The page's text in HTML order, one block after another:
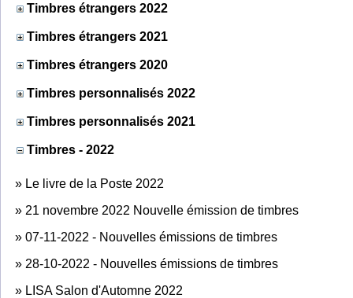
Timbres étrangers 2022
Timbres étrangers 2021
Timbres étrangers 2020
Timbres personnalisés 2022
Timbres personnalisés 2021
Timbres - 2022
» Le livre de la Poste 2022
» 21 novembre 2022 Nouvelle émission de timbres
» 07-11-2022 - Nouvelles émissions de timbres
» 28-10-2022 - Nouvelles émissions de timbres
» LISA Salon d'Automne 2022